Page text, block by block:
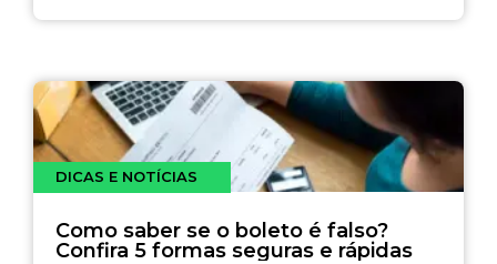
DICAS E NOTÍCIAS
Como saber se o boleto é falso?
Confira 5 formas seguras e rápidas